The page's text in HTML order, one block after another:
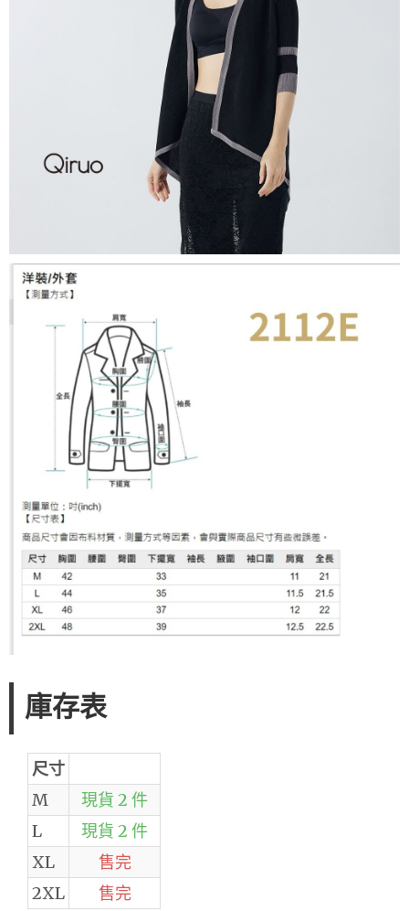
庫存表
尺寸
M
現貨 2 件
L
現貨 2 件
XL
售完
2XL
售完